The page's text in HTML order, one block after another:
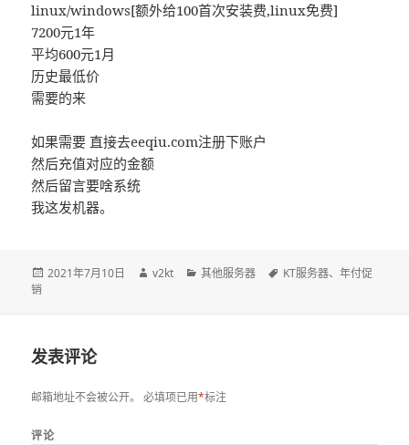
linux/windows[额外给100首次安装费,linux免费]
7200元1年
平均600元1月
历史最低价
需要的来
如果需要 直接去eeqiu.com注册下账户
然后充值对应的金额
然后留言要啥系统
我这发机器。
发
2021年7月10日
作
v2kt
分
其他服务器
标
KT服务器、年付促
销
发表评论
邮箱地址不会被公开。 必填项已用*标注
评论